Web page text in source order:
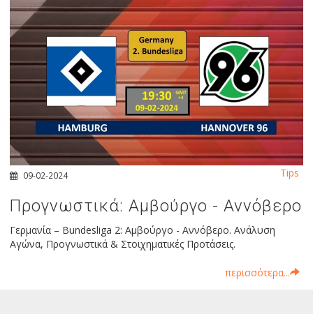
09-02-2024
Προγνωστικά: Αμβούργο - Αννόβερο
Γερμανία – Bundesliga 2: Αμβούργο - Αννόβερο. Ανάλυση
Αγώνα, Προγνωστικά & Στοιχηματικές Προτάσεις.
περισσότερα...
Tips